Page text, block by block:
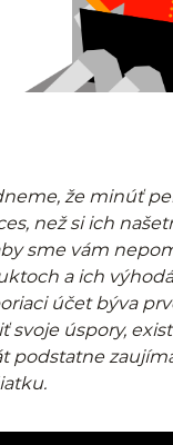
že minúť
než si ich
sme vám
a ich
účet býva
svoje úspory,
podstatne